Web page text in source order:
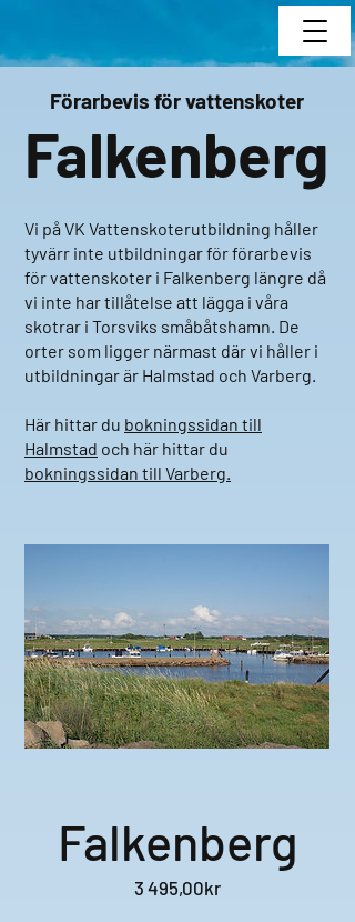
Förarbevis för vattenskoter
Falkenberg
Vi på VK Vattenskoterutbildning håller
tyvärr inte utbildningar för förarbevis
för vattenskoter i Falkenberg längre då
vi inte har tillåtelse att lägga i våra
skotrar i Torsviks småbåtshamn. De
orter som ligger närmast där vi håller i
utbildningar är Halmstad och Varberg.
Här hittar du bokningssidan till
Halmstad och här hittar du
bokningssidan till Varberg.
Falkenberg
3 495,00krPris